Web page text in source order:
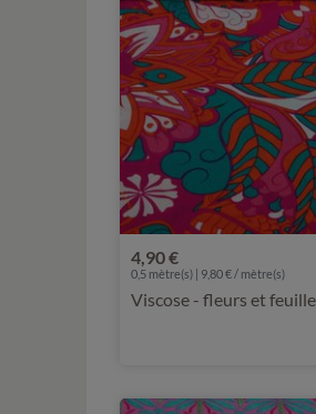
4,90 €
0,5 mètre(s) | 9,80 € / mètre(s)
Viscose - fleurs et